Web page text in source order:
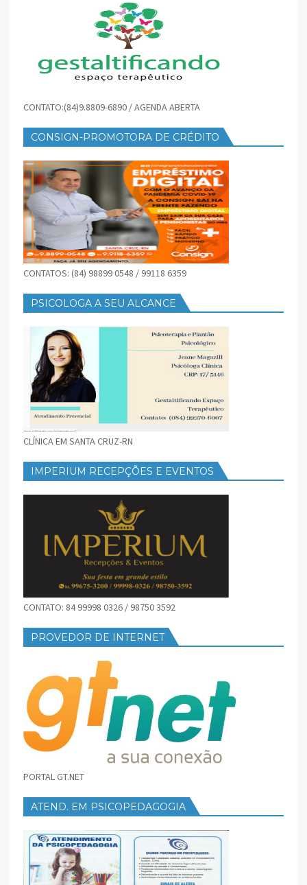
CONTATO:(84)9.8809-6890 / AGENDA ABERTA
CONSIGN-PROMOTORA DE CRÉDITO
CONTATOS: (84) 98899 0548 / 99118 6359
PSICOLOGA A SEU ALCANCE
CLÍNICA EM SANTA CRUZ-RN
IMPERIUM RECEPÇÕES E EVENTOS
CONTATO: 84 99998 0326 / 98750 3592
PROVEDOR DE INTERNET
PORTAL GT.NET
ATEND. EM PSICOPEDAGOGIA